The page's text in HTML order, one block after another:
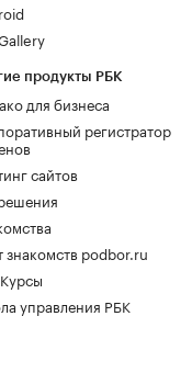
продукты РБК
для бизнеса
регистратор
сайтов
знакомств podbor.ru
управления РБК